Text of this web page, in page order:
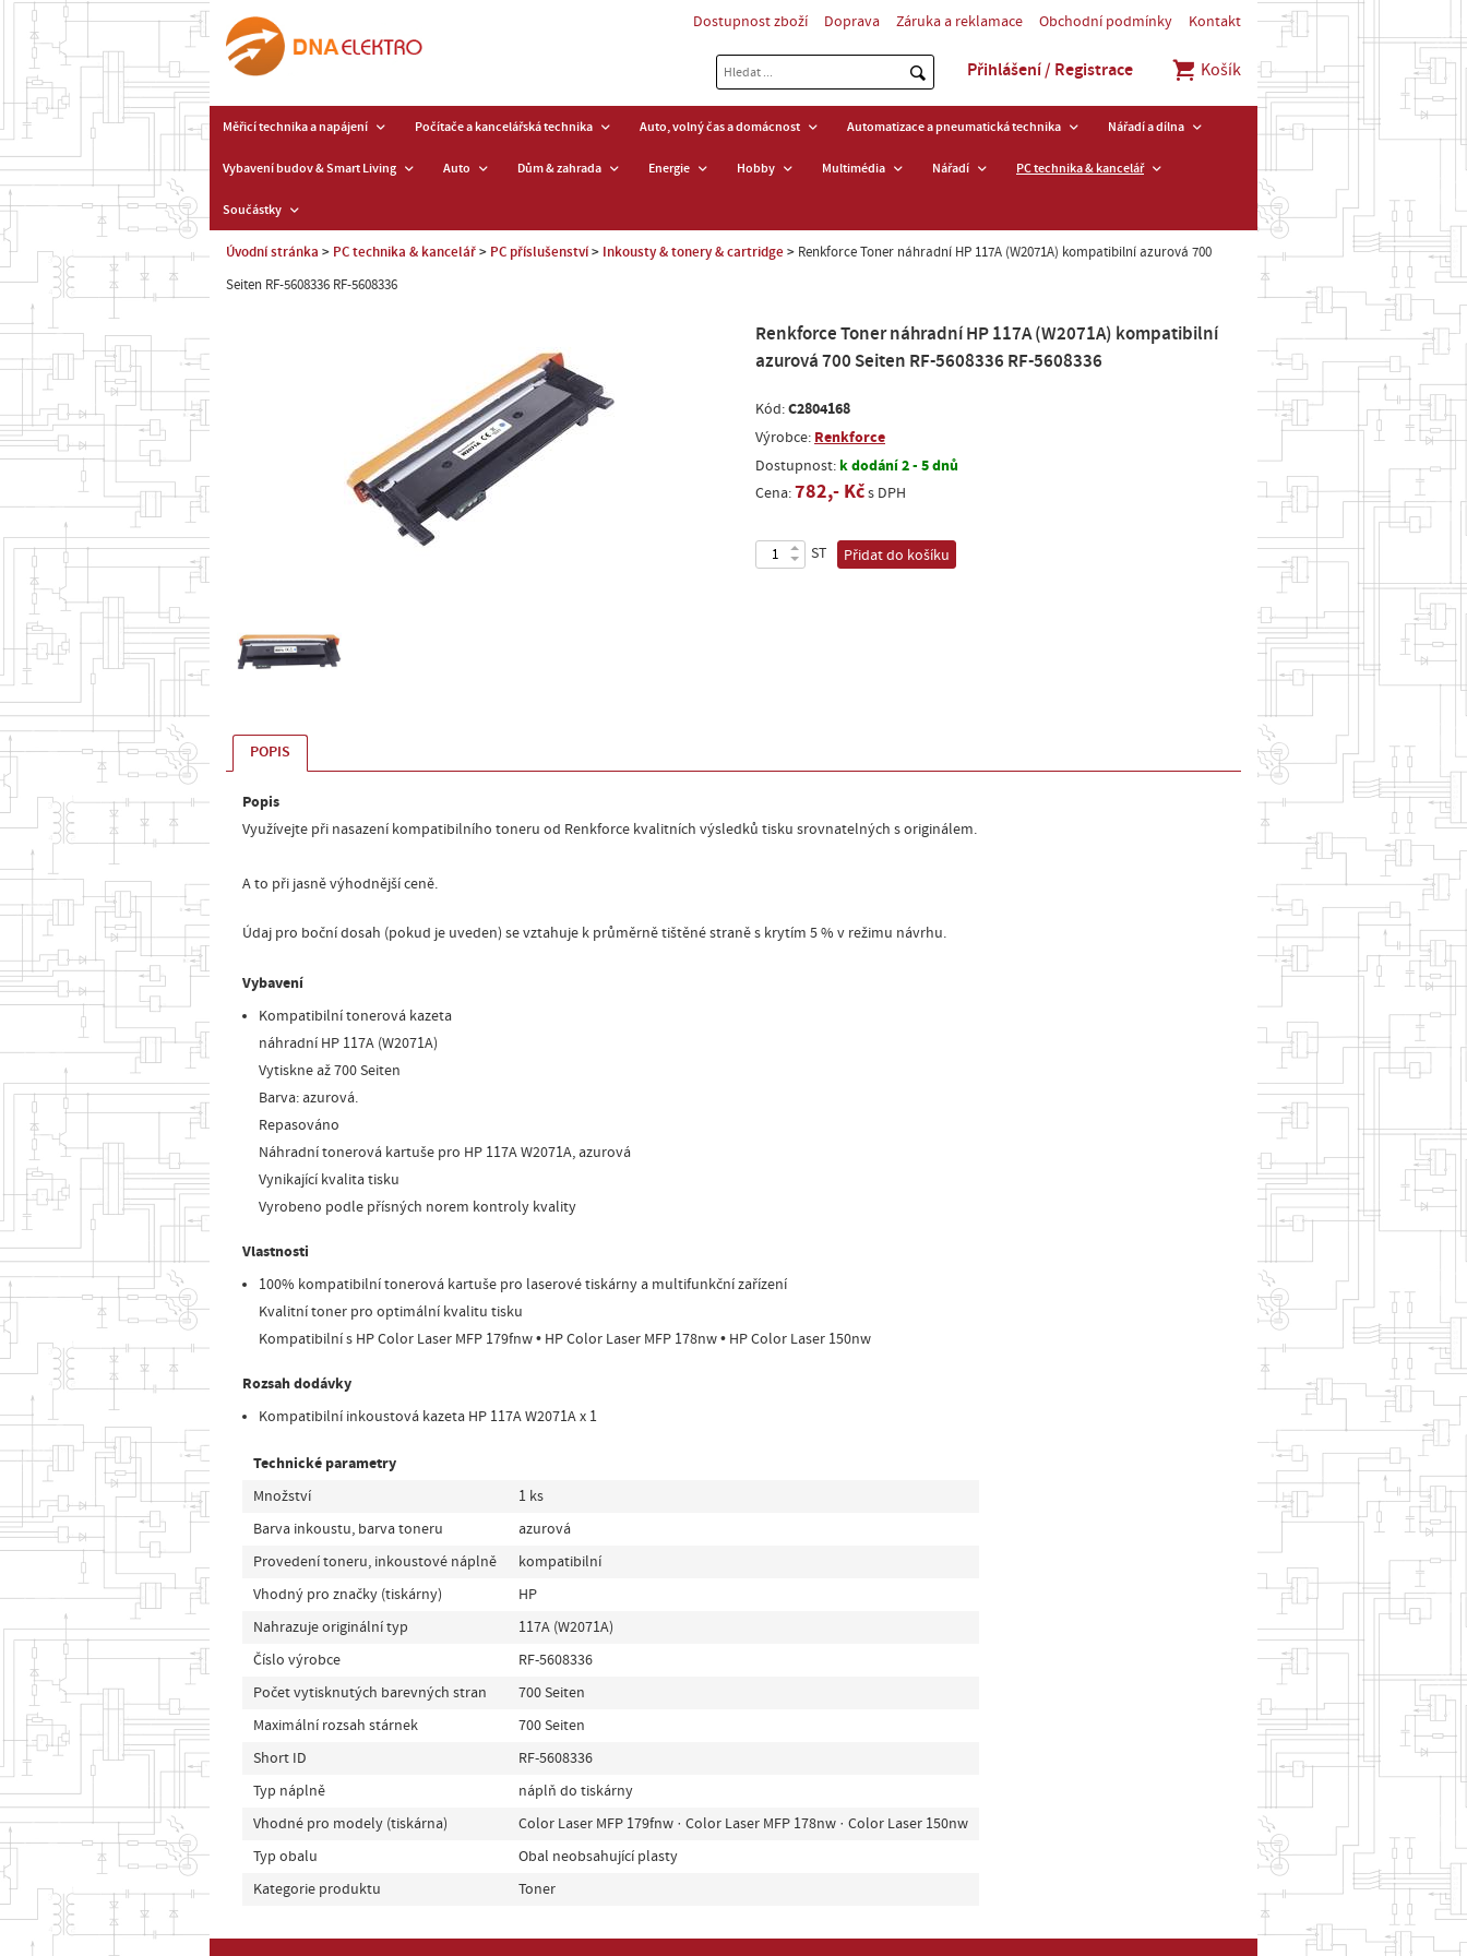
Dostupnost zboží Doprava Záruka a reklamace Obchodní podmínky Kontakt
Přihlášení / Registrace Košík
Měřicí technika a napájení Počítače a kancelářská technika Auto, volný čas a domácnost Automatizace a pneumatická technika Nářadí a dílna
Vybavení budov & Smart Living Auto Dům & zahrada Energie Hobby Multimédia Nářadí PC technika & kancelář
Součástky
Úvodní stránka PC technika & kancelář PC příslušenství Inkousty & tonery & cartridge Renkforce Toner náhradní HP 117A (W2071A) kompatibilní azurová 700
Seiten RF-5608336 RF-5608336
Renkforce Toner náhradní HP 117A (W2071A) kompatibilní
azurová 700 Seiten RF-5608336 RF-5608336
Kód:C2804168
Výrobce: Renkforce
Dostupnost:k dodání 2 - 5 dnů
Cena:782,- Kčs DPH
ST Přidat do košíku
POPIS
Popis
Využívejte při nasazení kompatibilního toneru od Renkforce kvalitních výsledků tisku srovnatelných s originálem.
A to při jasně výhodnější ceně.
Údaj pro boční dosah (pokud je uveden) se vztahuje k průměrně tištěné straně s krytím 5 % v režimu návrhu.
Vybavení
Kompatibilní tonerová kazeta
náhradní HP 117A (W2071A)
Vytiskne až 700 Seiten
Barva: azurová.
Repasováno
Náhradní tonerová kartuše pro HP 117A W2071A, azurová
Vynikající kvalita tisku
Vyrobeno podle přísných norem kontroly kvality
Vlastnosti
100% kompatibilní tonerová kartuše pro laserové tiskárny a multifunkční zařízení
Kvalitní toner pro optimální kvalitu tisku
Kompatibilní s HP Color Laser MFP 179fnw • HP Color Laser MFP 178nw • HP Color Laser 150nw
Rozsah dodávky
Kompatibilní inkoustová kazeta HP 117A W2071A x 1
Technické parametry
Množství
1 ks
Barva inkoustu, barva toneru
azurová
Provedení toneru, inkoustové náplně
kompatibilní
Vhodný pro značky (tiskárny)
HP
Nahrazuje originální typ
117A (W2071A)
Číslo výrobce
RF-5608336
Počet vytisknutých barevných stran
700 Seiten
Maximální rozsah stárnek
700 Seiten
Short ID
RF-5608336
Typ náplně
náplň do tiskárny
Vhodné pro modely (tiskárna)
Color Laser MFP 179fnw · Color Laser MFP 178nw · Color Laser 150nw
Typ obalu
Obal neobsahující plasty
Kategorie produktu
Toner